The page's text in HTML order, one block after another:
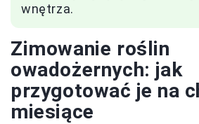
wnętrza.
Zimowanie roślin
owadożernych: jak
przygotować je na
miesiące